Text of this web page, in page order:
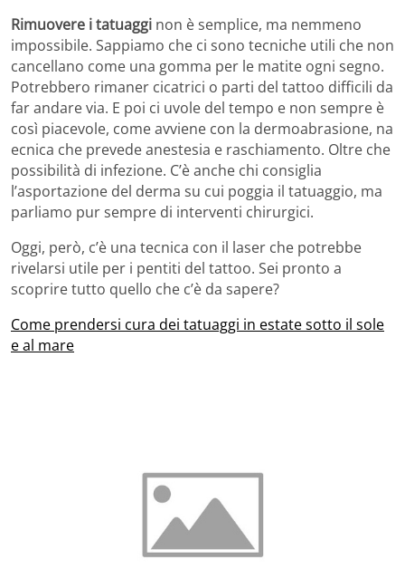
Rimuovere i tatuaggi non è semplice, ma nemmeno
impossibile. Sappiamo che ci sono tecniche utili che non
cancellano come una gomma per le matite ogni segno.
Potrebbero rimaner cicatrici o parti del tattoo difficili da
far andare via. E poi ci uvole del tempo e non sempre è
così piacevole, come avviene con la dermoabrasione, na
ecnica che prevede anestesia e raschiamento. Oltre che
possibilità di infezione. C’è anche chi consiglia
l’asportazione del derma su cui poggia il tatuaggio, ma
parliamo pur sempre di interventi chirurgici.
Oggi, però, c’è una tecnica con il laser che potrebbe
rivelarsi utile per i pentiti del tattoo. Sei pronto a
scoprire tutto quello che c’è da sapere?
Come prendersi cura dei tatuaggi in estate sotto il sole
e al mare